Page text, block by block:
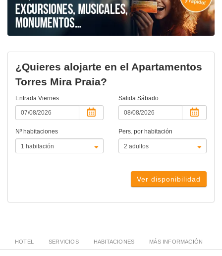
¿Quieres alojarte en el Apartamentos
Torres Mira Praia?
Entrada Viernes Salida Sábado
Nº habitaciones Pers. por habitación
Ver disponibilidad
HOTEL SERVICIOS HABITACIONES MÁS INFORMACIÓN